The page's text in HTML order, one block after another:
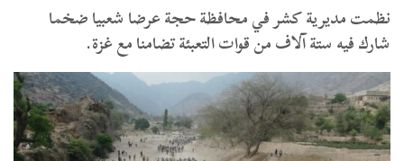
نظمت مديرية كشر في محافظة حجة عرضا شعبيا ضخما
شارك فيه ستة آلاف من قوات التعبئة تضامنا مع غزة.